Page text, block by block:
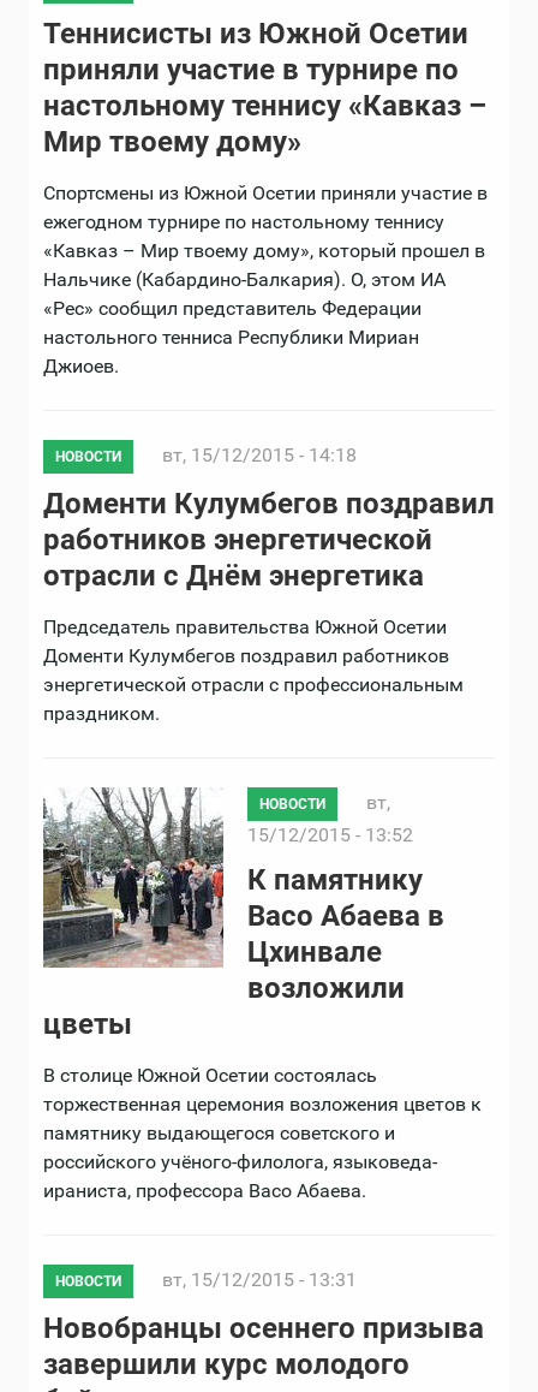
Теннисисты из Южной Осетии
приняли участие в турнире по
настольному теннису «Кавказ –
Спортсмены из Южной Осетии приняли участие в
ежегодном турнире по настольному теннису
«Кавказ – Мир твоему дому», который прошел в
Нальчике (Кабардино-Балкария). О, этом ИА
«Рес» сообщил представитель Федерации
настольного тенниса Республики Мириан
Джиоев.
НОВОСТИ вт, 15/12/2015 - 14:18
Доменти Кулумбегов поздравил
работников энергетической
отрасли с Днём энергетика
Председатель правительства Южной Осетии
Доменти Кулумбегов поздравил работников
энергетической отрасли с профессиональным
праздником.
НОВОСТИ
вт,
15/12/2015 - 13:52
К памятнику
Васо Абаева в
Цхинвале
возложили
цветы
В столице Южной Осетии состоялась
торжественная церемония возложения цветов к
памятнику выдающегося советского и
российского учёного-филолога, языковеда-
ираниста, профессора Васо Абаева.
НОВОСТИ вт, 15/12/2015 - 13:31
Новобранцы осеннего призыва
завершили курс молодого